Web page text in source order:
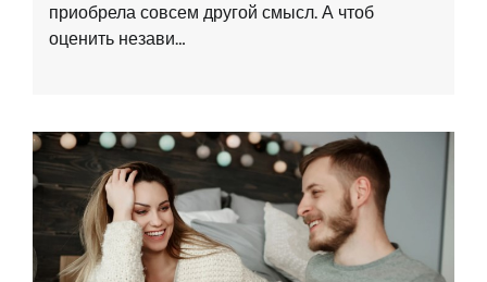
приобрела совсем другой смысл. А чтоб
оценить незави…